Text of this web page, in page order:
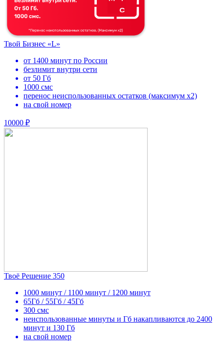
Твой Бизнес «L»
от 1400 минут по России
безлимит внутри сети
от 50 Гб
1000 смс
перенос неиспользованных остатков (максимум х2)
на свой номер
10000 ₽
Твоё Решение 350
1000 минут / 1100 минут / 1200 минут
65Гб / 55Гб / 45Гб
300 смс
неиспользованные минуты и Гб накапливаются до 2400
минут и 130 Гб
на свой номер